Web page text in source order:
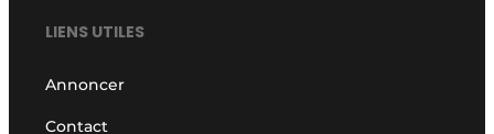
LIENS UTILES
Annoncer
Contact